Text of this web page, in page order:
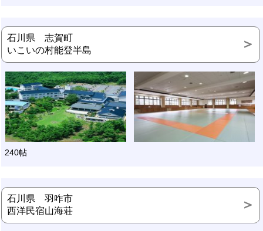
石川県 志賀町
いこいの村能登半島
240帖
石川県 羽咋市
西洋民宿山海荘